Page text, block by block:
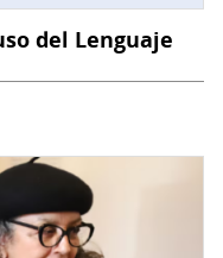
del Lenguaje